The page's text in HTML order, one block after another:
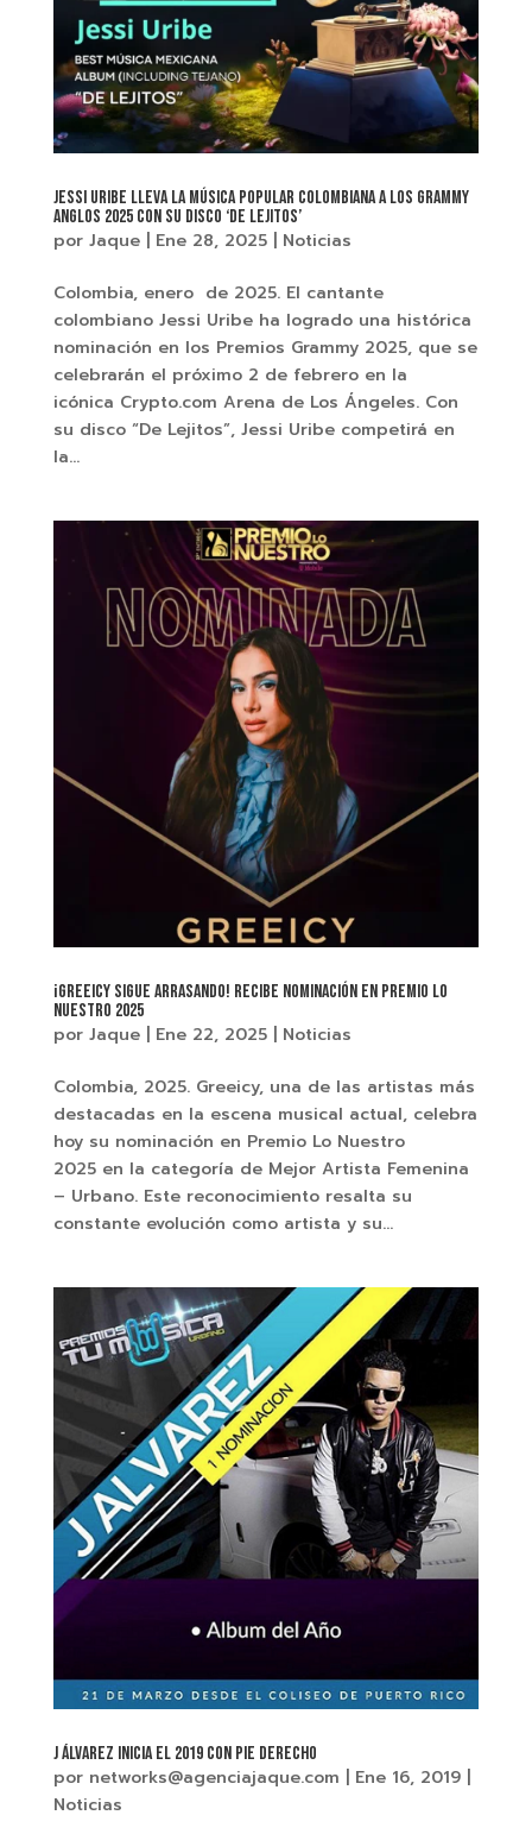
Jessi Uribe lleva la música popular colombiana a los Grammy
Anglos 2025 con su disco ‘De Lejitos’
por Jaque| Ene 28, 2025| Noticias
Colombia, enero de 2025. El cantante
colombiano Jessi Uribe ha logrado una histórica
nominación en los Premios Grammy 2025, que se
celebrarán el próximo 2 de febrero en la
icónica Crypto.com Arena de Los Ángeles. Con
su disco “De Lejitos”, Jessi Uribe competirá en
la...
¡Greeicy sigue arrasando! Recibe nominación en Premio Lo
Nuestro 2025
por Jaque| Ene 22, 2025| Noticias
Colombia, 2025. Greeicy, una de las artistas más
destacadas en la escena musical actual, celebra
hoy su nominación en Premio Lo Nuestro
2025 en la categoría de Mejor Artista Femenina
– Urbano. Este reconocimiento resalta su
constante evolución como artista y su...
J ÁLVAREZ INICIA EL 2019 CON PIE DERECHO
por networks@agenciajaque.com Ene 16, 2019|
Noticias